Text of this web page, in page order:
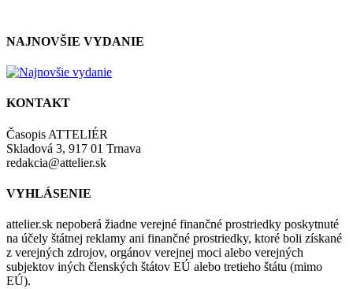
NAJNOVŠIE VYDANIE
KONTAKT
Časopis ATTELIÉR
Skladová 3, 917 01 Trnava
redakcia@attelier.sk
VYHLÁSENIE
attelier.sk nepoberá žiadne verejné finančné prostriedky poskytnuté
na účely štátnej reklamy ani finančné prostriedky, ktoré boli získané
z verejných zdrojov, orgánov verejnej moci alebo verejných
subjektov iných členských štátov EÚ alebo tretieho štátu (mimo
EÚ).